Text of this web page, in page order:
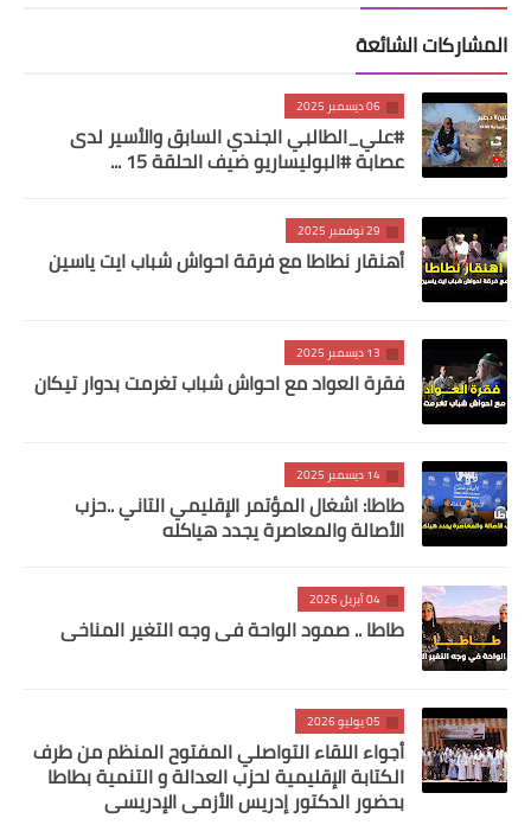
المشاركات الشائعة
06 ديسمبر 2025
#علي_الطالبي الجندي السابق والأسير لدى
عصابة #البوليساريو ضيف الحلقة 15 ...
29 نوفمبر 2025
أهنقار نطاطا مع فرقة احواش شباب ايت ياسين
13 ديسمبر 2025
فقرة العواد مع احواش شباب تغرمت بدوار تيكان
14 ديسمبر 2025
طاطا: اشغال المؤتمر الإقليمي التاني ..حزب
الأصالة والمعاصرة يجدد هياكله
04 أبريل 2026
طاطا .. صمود الواحة في وجه التغير المناخي
05 يوليو 2026
أجواء اللقاء التواصلي المفتوح المنظم من طرف
الكتابة الإقليمية لحزب العدالة و التنمية بطاطا
بحضور الدكتور إدريس الأزمي الإدريسي